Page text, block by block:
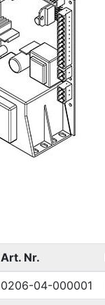
Art. Nr.
0206-04-000001